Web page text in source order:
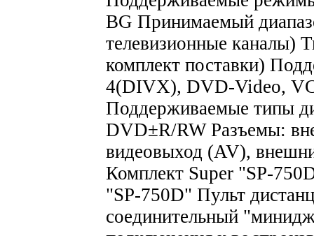
BG Принимаемый
телевизионные каналы)
комплект поставки)
4(DIVX), DVD-Video,
Поддерживаемые типы
DVD±R/RW Разъемы:
видеовыход (AV),
Комплект Super "SP-
"SP-750D" Пульт
соединительный